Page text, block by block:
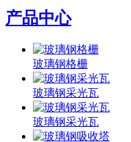
产品中心
玻璃钢格栅
玻璃钢采光瓦
玻璃钢采光瓦